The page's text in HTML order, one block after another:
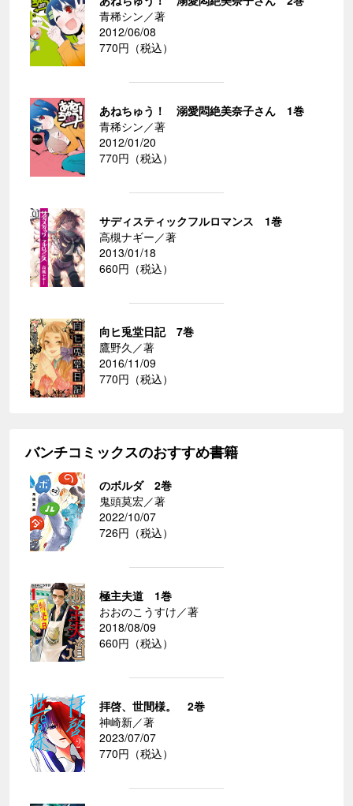
青稀シン／著
2012/06/08
770円（税込）
あねちゅう！ 溺愛悶絶美奈子さん 1巻
青稀シン／著
2012/01/20
770円（税込）
サディスティックフルロマンス 1巻
高槻ナギー／著
2013/01/18
660円（税込）
向ヒ兎堂日記 7巻
鷹野久／著
2016/11/09
770円（税込）
バンチコミックスのおすすめ書籍
のボルダ 2巻
鬼頭莫宏／著
2022/10/07
726円（税込）
極主夫道 1巻
おおのこうすけ／著
2018/08/09
660円（税込）
拝啓、世間様。 2巻
神崎新／著
2023/07/07
770円（税込）